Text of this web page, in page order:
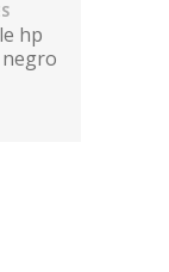
hp